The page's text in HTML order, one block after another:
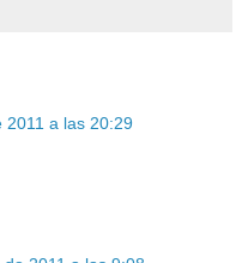
2011 a las 20:29